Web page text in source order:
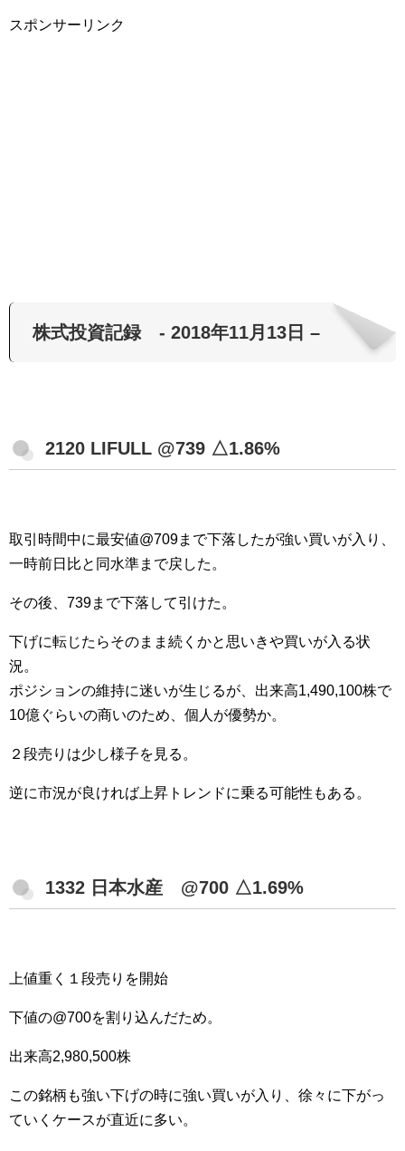
スポンサーリンク
株式投資記録 - 2018年11月13日 –
2120 LIFULL @739 △1.86%
取引時間中に最安値@709まで下落したが強い買いが入り、
一時前日比と同水準まで戻した。
その後、739まで下落して引けた。
下げに転じたらそのまま続くかと思いきや買いが入る状
況。
ポジションの維持に迷いが生じるが、出来高1,490,100株で
10億ぐらいの商いのため、個人が優勢か。
２段売りは少し様子を見る。
逆に市況が良ければ上昇トレンドに乗る可能性もある。
1332 日本水産 @700 △1.69%
上値重く１段売りを開始
下値の@700を割り込んだため。
出来高2,980,500株
この銘柄も強い下げの時に強い買いが入り、徐々に下がっ
ていくケースが直近に多い。